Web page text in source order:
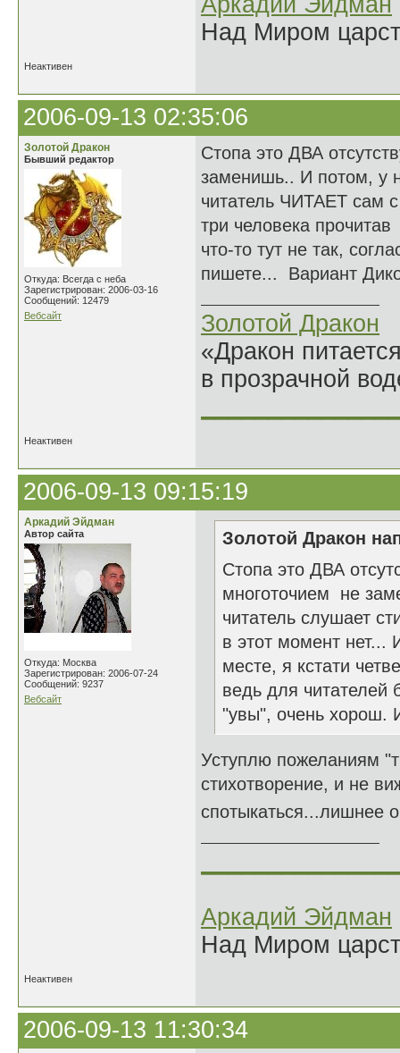
Над Миром
Неактивен
2006-09-13 02:35:06
Золотой Дракон
Бывший редактор
Откуда: Всегда с неба
Зарегистрирован: 2006-03-16
Сообщений: 12479
Вебсайт
Стопа это ДВА
заменишь.. И потом, у
читатель ЧИТАЕТ сам
три человека
что-то тут не так,
пишете... Вариант
Золотой Дракон
«Дракон
в прозрачной
Неактивен
2006-09-13 09:15:19
Аркадий Эйдман
Автор сайта
Откуда: Москва
Зарегистрирован: 2006-07-24
Сообщений: 9237
Вебсайт
Золотой Дракон
Стопа это ДВА
многоточием не
читатель слушает
в этот момент нет...
месте, я кстати
ведь для
"увы", очень
Уступлю пожеланиям
стихотворение, и не
спотыкаться...лишнее
Аркадий Эйдман
Над Миром
Неактивен
2006-09-13 11:30:34